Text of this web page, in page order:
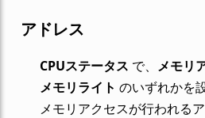
アドレス
CPUステータス で、 メモリ
メモリライト のいずれかを
メモリアクセスが行われる